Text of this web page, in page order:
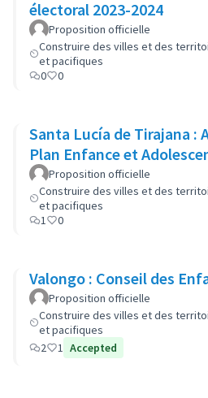
électoral 2023-2024
Proposition officielle
Construire des villes et des
et pacifiques
0
0
Santa Lucía de Tirajana :
Plan Enfance et
Proposition officielle
Construire des villes et des
et pacifiques
1
0
Valongo : Conseil des
Proposition officielle
Construire des villes et des
et pacifiques
2
1 Accepted